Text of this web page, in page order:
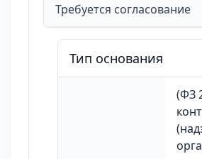
Требуется согласование
Тип основания
(ФЗ